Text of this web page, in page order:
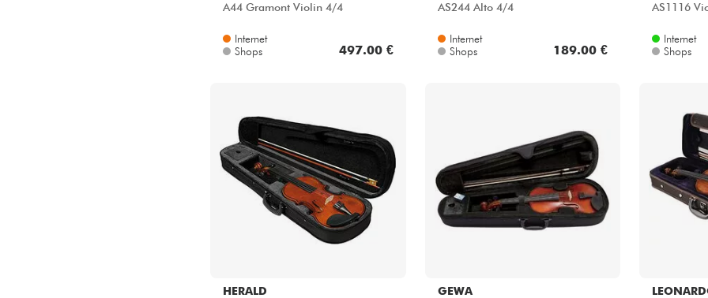
A44 Gramont Violin 4/4
Internet
Shops
497.00 €
AS244 Alto 4/4
Internet
Shops
189.00 €
AS1116
Internet
Shops
HERALD
GEWA